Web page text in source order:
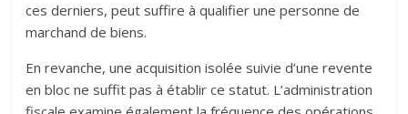
ces derniers, peut suffire à qualifier une personne de
marchand de biens.
En revanche, une acquisition isolée suivie d’une revente
en bloc ne suffit pas à établir ce statut. L’administration